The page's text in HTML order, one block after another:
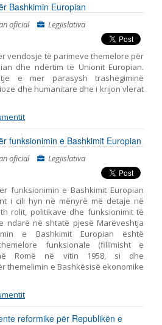
Bashkimin Europian
oficial Legjislativa
vendosje të parimeve themelore për
dhe ndërtim të Unionit Europian.
e mer parasysh trashëgiminë
dhe humanitare dhe i krijon vlerat
funksionimin e Bashkimit Europian
oficial Legjislativa
funksionimin e Bashkimit Europian
i cili hyn në mënyrë më detaje në
rolit, politikave dhe funksionimit të
ndarë në shtatë pjesë Marëveshtja
e Bashkimit Europian është
funksionale (fillimisht e
Romë në vitin 1958, si dhe
themelimin e Bashkësisë ekonomike
reformike për Republikën e